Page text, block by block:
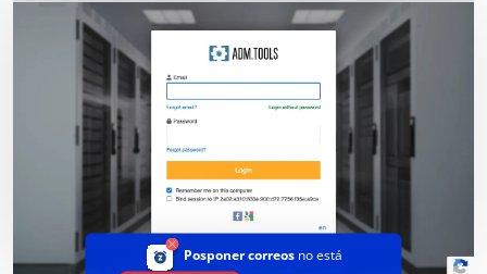
Posponer correos no está